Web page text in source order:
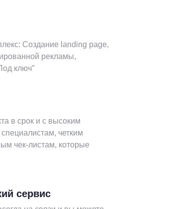
Создание landing page,
рекламы,
ключ”
в срок и с высоким
четким
чек-листам, которые
сервис